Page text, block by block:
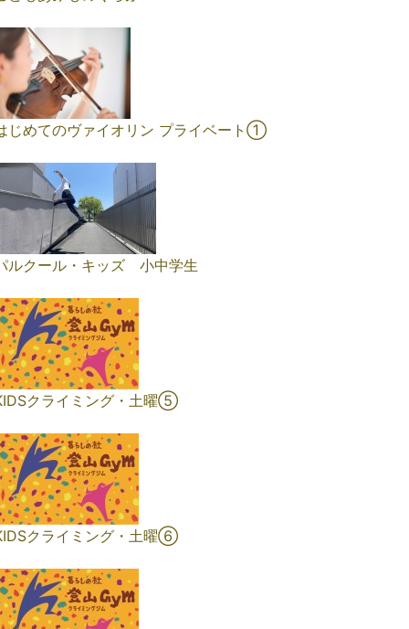
じめてのヴァイオリン プライベート①
ルクール・キッズ 小中学生
クライミング・土曜⑤
クライミング・土曜⑥